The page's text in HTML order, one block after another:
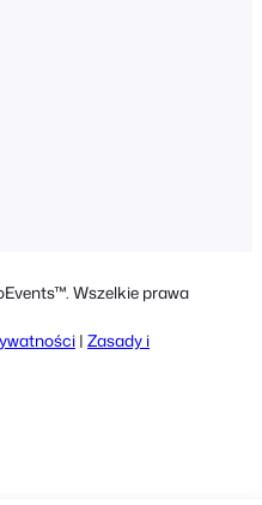
Wszelkie prawa
| Zasady i